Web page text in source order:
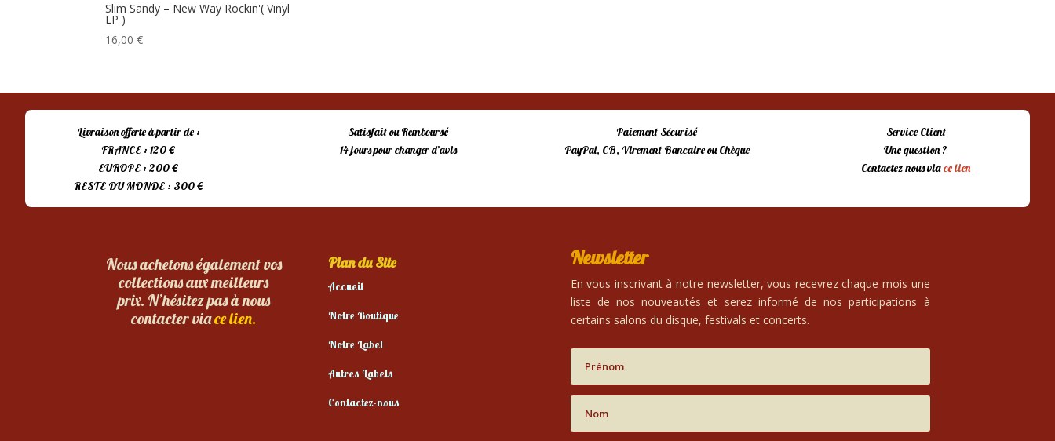
Slim Sandy – New Way Rockin'( Vinyl
LP )
16,00€
Livraison offerte à partir de :
FRANCE : 120 €
EUROPE : 200 €
RESTE DU MONDE : 300 €
Satisfait ou Remboursé
14 jours pour changer d’avis
Paiement Sécurisé
PayPal, CB, Virement Bancaire ou Chèque
Service Client
Une question ?
Contactez-nous viace lien
Nous achetons également vos
collections aux meilleurs
prix. N’hésitez pas à nous
contacter viace lien.
Plan du Site
Accueil
Notre Boutique
Notre Label
Autres Labels
Contactez-nous
Newsletter
En vous inscrivant à notre newsletter, vous recevrez chaque mois une
liste de nos nouveautés et serez informé de nos participations à
certains salons du disque, festivals et concerts.